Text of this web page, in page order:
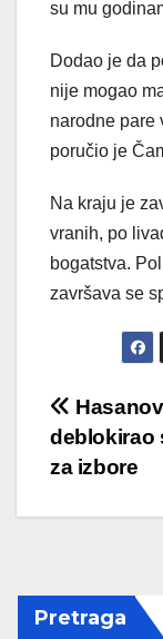
su mu
Dodao je da
nije mogao
narodne pare
poručio je
Na kraju je
vranih, po
bogatstva.
završava se
Post
deblokirao
za izbore
Pretraga